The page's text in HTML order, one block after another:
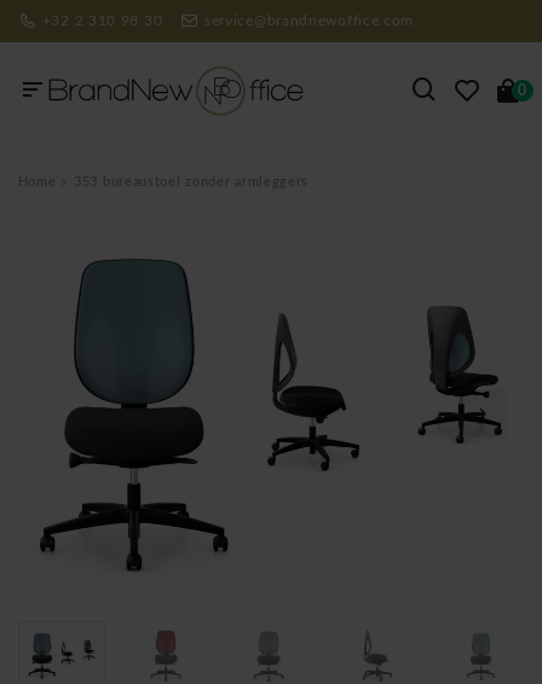
+32 2 310 98 30 service@brandnewoffice.com
0
Home 353 bureaustoel zonder armleggers